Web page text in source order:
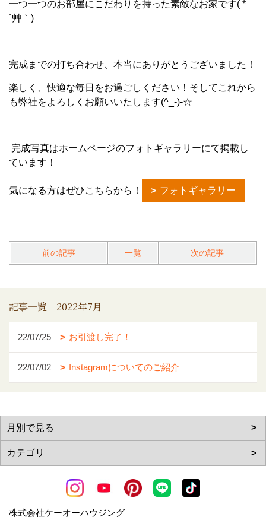
一つ一つのお部屋にこだわりを持った素敵なお家です( *
´艸｀)
完成までの打ち合わせ、本当にありがとうございました！
楽しく、快適な毎日をお過ごしください！そしてこれから
も弊社をよろしくお願いいたします(^_-)-☆
完成写真はホームページのフォトギャラリーにて掲載し
ています！
気になる方はぜひこちらから！ フォトギャラリー
前の記事 一覧 次の記事
記事一覧｜2022年7月
22/07/25 お引渡し完了！
22/07/02 Instagramについてのご紹介
株式会社ケーオーハウジング